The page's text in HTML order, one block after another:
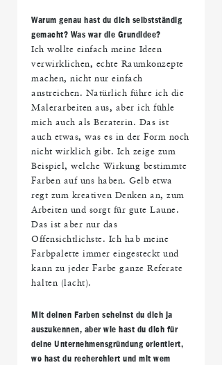
Warum genau hast du dich selbstständig
gemacht? Was war die Grundidee?
Ich wollte einfach meine Ideen
verwirklichen, echte Raumkonzepte
machen, nicht nur einfach
anstreichen. Natürlich führe ich die
Malerarbeiten aus, aber ich fühle
mich auch als Beraterin. Das ist
auch etwas, was es in der Form noch
nicht wirklich gibt. Ich zeige zum
Beispiel, welche Wirkung bestimmte
Farben auf uns haben. Gelb etwa
regt zum kreativen Denken an, zum
Arbeiten und sorgt für gute Laune.
Das ist aber nur das
Offensichtlichste. Ich hab meine
Farbpalette immer eingesteckt und
kann zu jeder Farbe ganze Referate
halten (lacht).
Mit deinen Farben scheinst du dich ja
auszukennen, aber wie hast du dich für
deine Unternehmensgründung orientiert,
wo hast du recherchiert und mit wem